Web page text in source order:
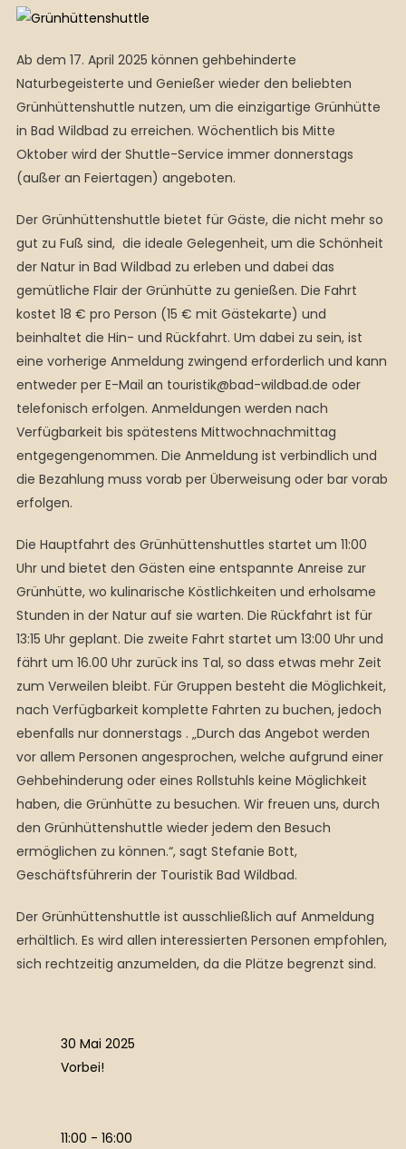
Ab dem 17. April 2025 können gehbehinderte
Naturbegeisterte und Genießer wieder den beliebten
Grünhüttenshuttle nutzen, um die einzigartige Grünhütte
in Bad Wildbad zu erreichen. Wöchentlich bis Mitte
Oktober wird der Shuttle-Service immer donnerstags
(außer an Feiertagen) angeboten.
Der Grünhüttenshuttle bietet für Gäste, die nicht mehr so
gut zu Fuß sind, die ideale Gelegenheit, um die Schönheit
der Natur in Bad Wildbad zu erleben und dabei das
gemütliche Flair der Grünhütte zu genießen. Die Fahrt
kostet 18 € pro Person (15 € mit Gästekarte) und
beinhaltet die Hin- und Rückfahrt. Um dabei zu sein, ist
eine vorherige Anmeldung zwingend erforderlich und kann
entweder per E-Mail an touristik@bad-wildbad.de oder
telefonisch erfolgen. Anmeldungen werden nach
Verfügbarkeit bis spätestens Mittwochnachmittag
entgegengenommen. Die Anmeldung ist verbindlich und
die Bezahlung muss vorab per Überweisung oder bar vorab
erfolgen.
Die Hauptfahrt des Grünhüttenshuttles startet um 11:00
Uhr und bietet den Gästen eine entspannte Anreise zur
Grünhütte, wo kulinarische Köstlichkeiten und erholsame
Stunden in der Natur auf sie warten. Die Rückfahrt ist für
13:15 Uhr geplant. Die zweite Fahrt startet um 13:00 Uhr und
fährt um 16.00 Uhr zurück ins Tal, so dass etwas mehr Zeit
zum Verweilen bleibt. Für Gruppen besteht die Möglichkeit,
nach Verfügbarkeit komplette Fahrten zu buchen, jedoch
ebenfalls nur donnerstags . „Durch das Angebot werden
vor allem Personen angesprochen, welche aufgrund einer
Gehbehinderung oder eines Rollstuhls keine Möglichkeit
haben, die Grünhütte zu besuchen. Wir freuen uns, durch
den Grünhüttenshuttle wieder jedem den Besuch
ermöglichen zu können.“, sagt Stefanie Bott,
Geschäftsführerin der Touristik Bad Wildbad.
Der Grünhüttenshuttle ist ausschließlich auf Anmeldung
erhältlich. Es wird allen interessierten Personen empfohlen,
sich rechtzeitig anzumelden, da die Plätze begrenzt sind.
30 Mai 2025
Vorbei!
11:00 - 16:00